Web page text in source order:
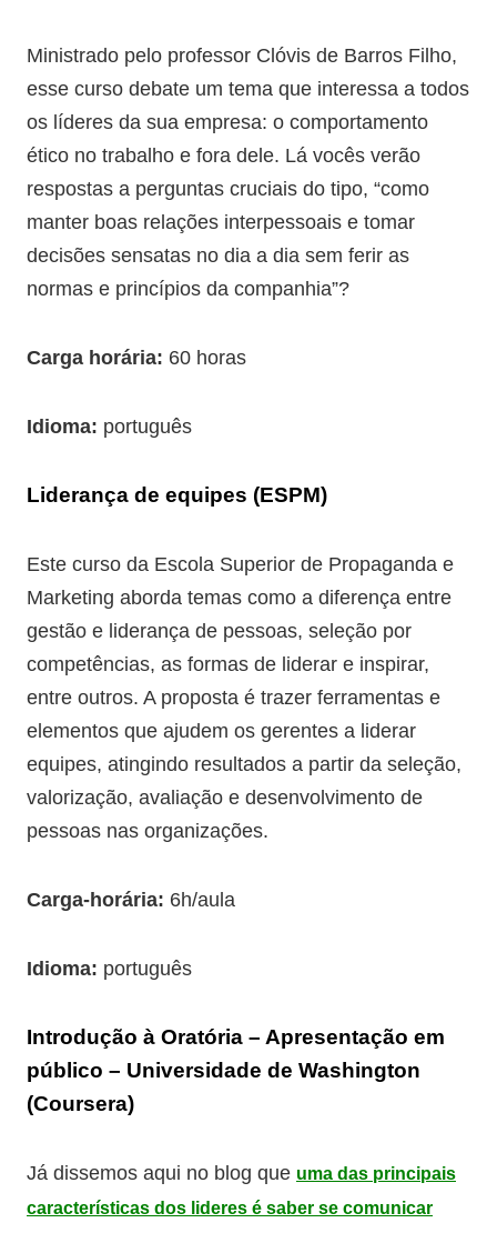
Ministrado pelo professor Clóvis de Barros Filho,
esse curso debate um tema que interessa a todos
os líderes da sua empresa: o comportamento
ético no trabalho e fora dele. Lá vocês verão
respostas a perguntas cruciais do tipo, “como
manter boas relações interpessoais e tomar
decisões sensatas no dia a dia sem ferir as
normas e princípios da companhia”?
Carga horária: 60 horas
Idioma: português
Liderança de equipes (ESPM)
Este curso da Escola Superior de Propaganda e
Marketing aborda temas como a diferença entre
gestão e liderança de pessoas, seleção por
competências, as formas de liderar e inspirar,
entre outros. A proposta é trazer ferramentas e
elementos que ajudem os gerentes a liderar
equipes, atingindo resultados a partir da seleção,
valorização, avaliação e desenvolvimento de
pessoas nas organizações.
Carga-horária: 6h/aula
Idioma: português
Introdução à Oratória – Apresentação em
público – Universidade de Washington
(Coursera)
Já dissemos aqui no blog que uma das principais
características dos lideres é saber se comunicar